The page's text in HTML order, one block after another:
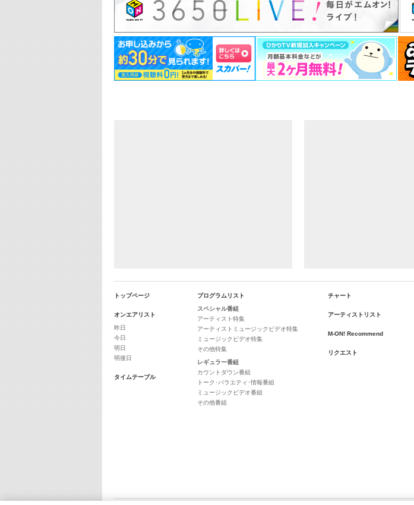
トップページ
オンエアリスト
昨日
今日
明日
明後日
タイムテーブル
プログラムリスト
スペシャル番組
アーティスト特集
アーティストミュージックビデオ特集
ミュージックビデオ特集
その他特集
レギュラー番組
カウントダウン番組
トーク･バラエティ･情報番組
ミュージックビデオ番組
その他番組
チャート
アーティストリスト
M-ON! Recommend
リクエスト